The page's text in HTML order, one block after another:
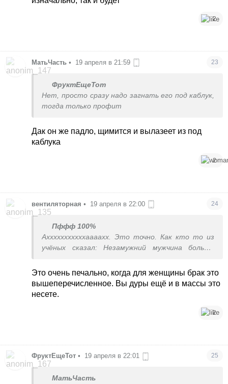
2
МатьЧасть • 19 апреля в 21:59 23
ФруктЕщеТот
Нет, просто сразу надо загнать его под каблук,
тогда только профит
Дак он же падло, щимится и вылазеет из под
каблука
2
вентиляторная • 19 апреля в 22:00 24
Пффф 100%
Ахххххххххххаааахх. Это точно. Как кто то из
учёных сказал: Незамужний мужчина больше
Борщ вкусный не кому приготовить и ванную до
Это очень печально, когда для женщины брак это
вышеперечисленное. Вы дуры ещё и в массы это
несете.
2
ФруктЕщеТот • 19 апреля в 22:01 25
МатьЧасть